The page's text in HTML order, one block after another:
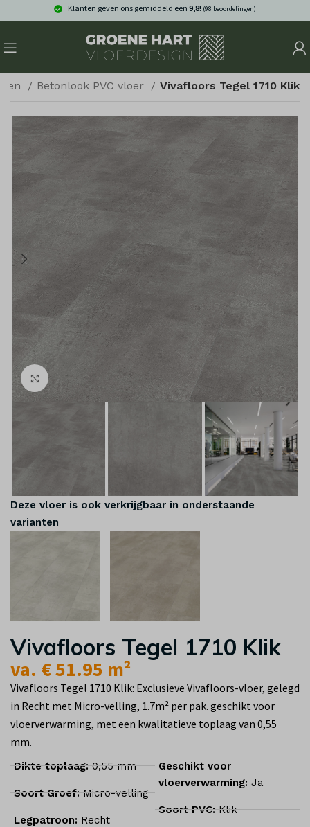
Klanten geven ons gemiddeld een 9,8! (98 beoordelingen)
Betonlook PVC vloer Vivafloors Tegel 1710 Klik
Klik om te vergroten
Deze vloer is ook verkrijgbaar in onderstaande
varianten
Vivafloors Tegel 1710 Klik
va. € 51.95 m²
Vivafloors Tegel 1710 Klik: Exclusieve Vivafloors-vloer, gelegd
in Recht met Micro-velling, 1.7m² per pak. geschikt voor
vloerverwarming, met een kwalitatieve toplaag van 0,55
mm.
Dikte toplaag:0,55 mm
Soort Groef:Micro-velling
Legpatroon: Recht
Geschikt voor
vloerverwarming: Ja
Soort PVC:Klik